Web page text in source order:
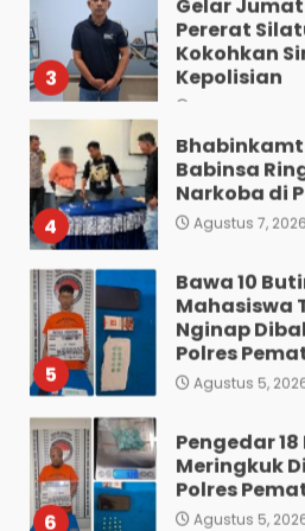
Agustus 7, 2026
Babinsa
Narkoba di
5
Bawa 10
Mahasiswa
Nginap
Agustus 5,
6
Pengedar 18
Meringkuk
Polres
Diduga
Anak